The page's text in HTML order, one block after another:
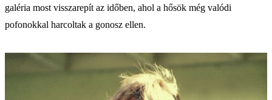
galéria most visszarepít az időben, ahol a hősök még valódi
pofonokkal harcoltak a gonosz ellen.